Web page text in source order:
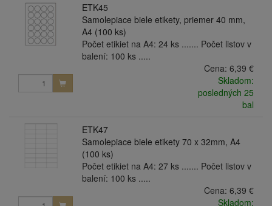
ETK45
Samolepiace biele etikety, priemer 40 mm,
A4 (100 ks)
Počet etikiet na A4: 24 ks ....... Počet listov v
balení: 100 ks .....
Cena: 6,39 €
Skladom:
posledných 25
bal
ETK47
Samolepiace biele etikety 70 x 32mm, A4
(100 ks)
Počet etikiet na A4: 27 ks ....... Počet listov v
balení: 100 ks .....
Cena: 6,39 €
Skladom: